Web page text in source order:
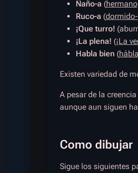
Ñaño-a (
Ruco-a (
¡Que turro!
¡La plena! (¡La
Habla bien (
Existen variedad de
A pesar de la
aunque aun siguen
Como dibujar
Sigue los siguientes